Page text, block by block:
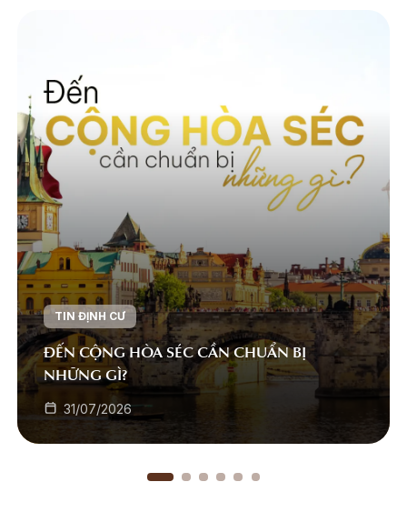
TIN ĐỊNH CƯ
ĐẾN CỘNG HÒA SÉC CẦN CHUẨN BỊ
NHỮNG GÌ?
31/07/2026